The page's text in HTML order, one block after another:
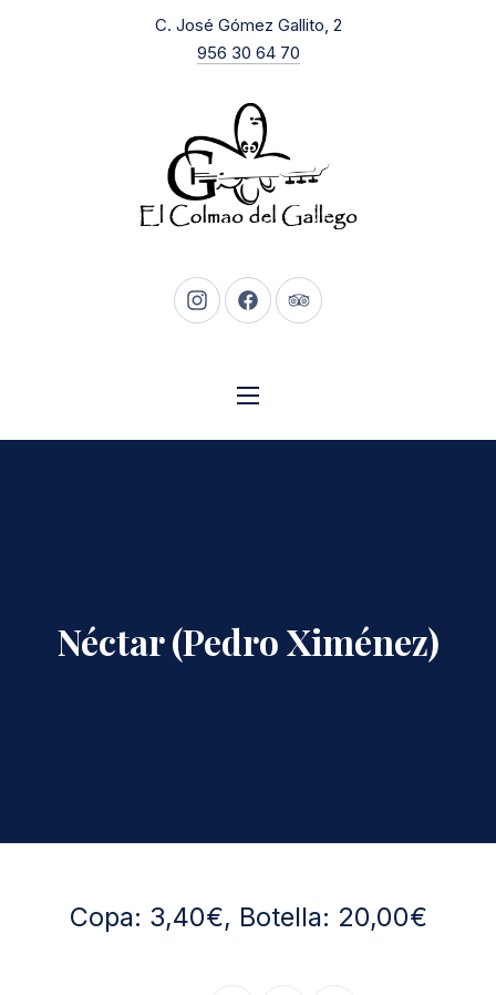
C. José Gómez Gallito, 2New Window
956 30 64 70
New Window
New WindowNew Window
NAVIGATION
Néctar (Pedro Ximénez)
Copa: 3,40€, Botella: 20,00€